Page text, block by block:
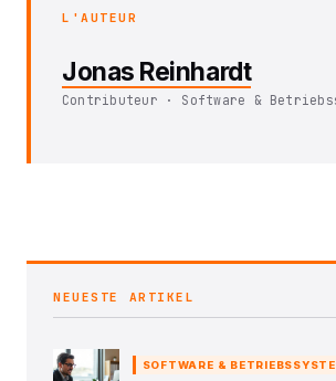
L'AUTEUR
Jonas Reinhardt
Contributeur · Software &
NEUESTE ARTIKEL
SOFTWARE &